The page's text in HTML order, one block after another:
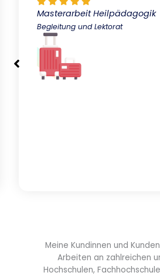
Masterarbeit Heilpädagogik
Begleitung und Lektorat
Meine Kundinnen und
Arbeiten an zahlreichen
Hochschulen,